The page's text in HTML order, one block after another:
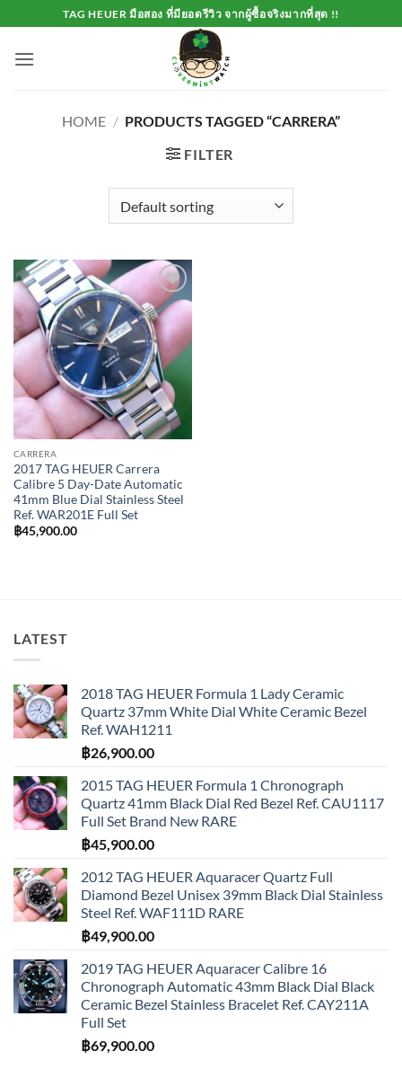
to
content
TAG HEUER มือสอง ที่มียอดรีวิว จากผู้ซื้อจริงมากที่สุด !!
HOME / PRODUCTS TAGGED “CARRERA”
FILTER
Add to
Wishlist
CARRERA
2017 TAG HEUER Carrera
Calibre 5 Day-Date Automatic
41mm Blue Dial Stainless Steel
Ref. WAR201E Full Set
฿45,900.00
LATEST
2018 TAG HEUER Formula 1 Lady Ceramic
Quartz 37mm White Dial White Ceramic Bezel
Ref. WAH1211
฿26,900.00
2015 TAG HEUER Formula 1 Chronograph
Quartz 41mm Black Dial Red Bezel Ref. CAU1117
Full Set Brand New RARE
฿45,900.00
2012 TAG HEUER Aquaracer Quartz Full
Diamond Bezel Unisex 39mm Black Dial Stainless
Steel Ref. WAF111D RARE
฿49,900.00
2019 TAG HEUER Aquaracer Calibre 16
Chronograph Automatic 43mm Black Dial Black
Ceramic Bezel Stainless Bracelet Ref. CAY211A
Full Set
฿69,900.00